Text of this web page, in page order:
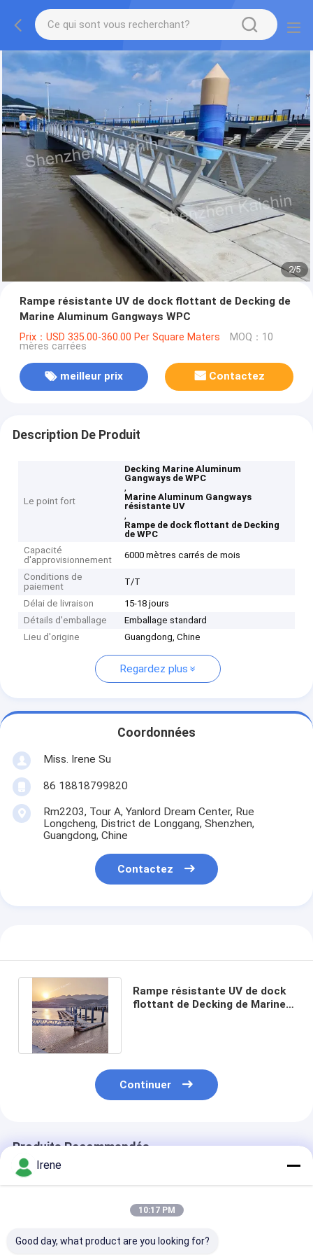
2/5
Rampe résistante UV de dock flottant de Decking de
Marine Aluminum Gangways WPC
Prix：USD 335.00-360.00 Per Square Maters MOQ：10
mères carrées
meilleur prix Contactez
Description De Produit
Le point fort
Decking Marine Aluminum
Gangways de WPC
,
Marine Aluminum Gangways
résistante UV
,
Rampe de dock flottant de Decking
de WPC
Capacité
d'approvisionnement
6000 mètres carrés de mois
Conditions de
paiement
T/T
Délai de livraison
15-18 jours
Détails d'emballage
Emballage standard
Lieu d'origine
Guangdong, Chine
Regardez plus
Coordonnées
Miss. Irene Su
86 18818799820
Rm2203, Tour A, Yanlord Dream Center, Rue
Longcheng, District de Longgang, Shenzhen,
Guangdong, Chine
Contactez
Rampe résistante UV de dock
flottant de Decking de Marine
Continuer
Produits Recommandés
Irene
10:17 PM
Good day, what product are you looking for?